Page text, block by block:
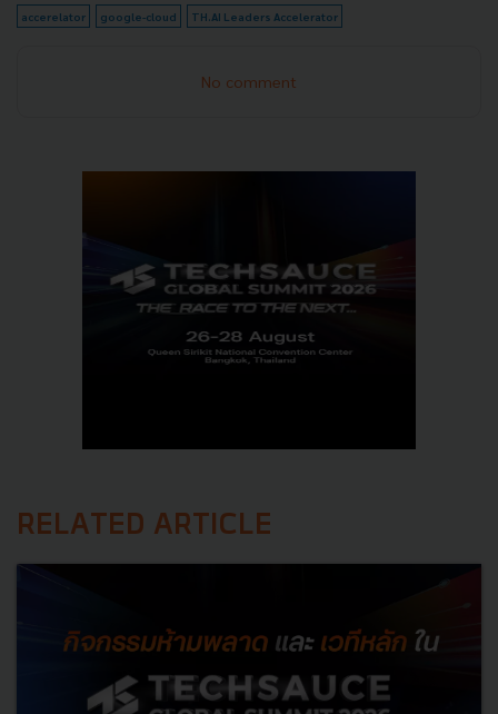
accerelator google-cloud TH.AI Leaders Accelerator
No comment
RELATED ARTICLE